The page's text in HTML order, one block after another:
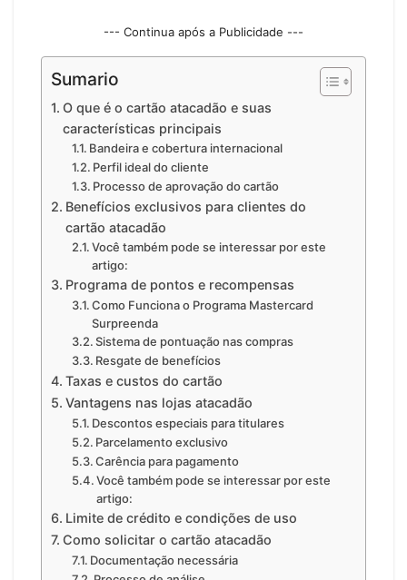
--- Continua após a Publicidade ---
Sumario
O que é o cartão atacadão e suas
características principais
Bandeira e cobertura internacional
Perfil ideal do cliente
Processo de aprovação do cartão
Benefícios exclusivos para clientes do
cartão atacadão
Você também pode se interessar por este
artigo:
Programa de pontos e recompensas
Como Funciona o Programa Mastercard
Surpreenda
Sistema de pontuação nas compras
Resgate de benefícios
Taxas e custos do cartão
Vantagens nas lojas atacadão
Descontos especiais para titulares
Parcelamento exclusivo
Carência para pagamento
Você também pode se interessar por este
artigo:
Limite de crédito e condições de uso
Como solicitar o cartão atacadão
Documentação necessária